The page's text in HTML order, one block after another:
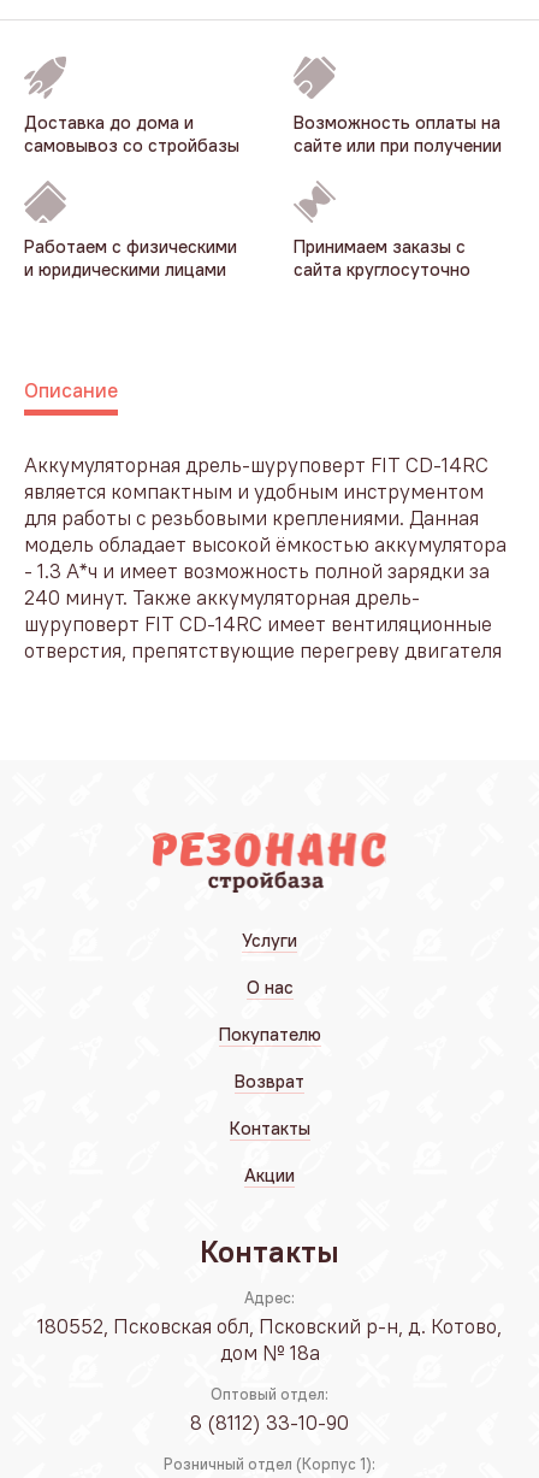
Доставка до дома и
самовывоз со стройбазы
Возможность оплаты на
сайте или при получении
Работаем с физическими
и юридическими лицами
Принимаем заказы с
сайта круглосуточно
Описание
Аккумуляторная дрель-шуруповерт FIT CD-14RC
является компактным и удобным инструментом
для работы с резьбовыми креплениями. Данная
модель обладает высокой ёмкостью аккумулятора
- 1.3 А*ч и имеет возможность полной зарядки за
240 минут. Также аккумуляторная дрель-
шуруповерт FIT CD-14RC имеет вентиляционные
отверстия, препятствующие перегреву двигателя
Услуги
О нас
Покупателю
Возврат
Контакты
Акции
Контакты
Адрес:
180552, Псковская обл, Псковский р-н, д. Котово,
дом № 18а
Оптовый отдел:
8 (8112) 33-10-90
Розничный отдел (Корпус 1):